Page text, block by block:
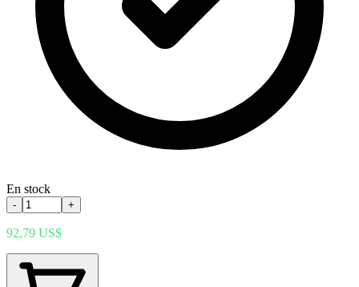
En stock
- +
92,79 US$